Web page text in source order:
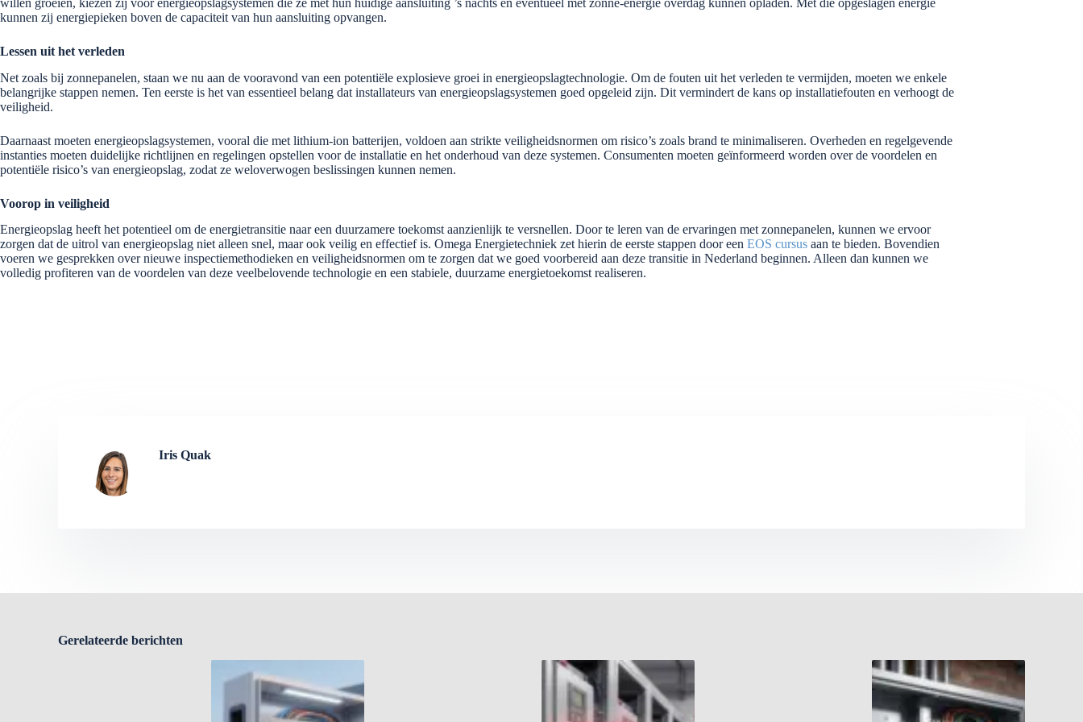
kunnen zij energiepieken boven de capaciteit van hun aansluiting opvangen.
Lessen uit het verleden
Net zoals bij zonnepanelen, staan we nu aan de vooravond van een potentiële explosieve groei in energieopslagtechnologie. Om de fouten uit het verleden te vermijden, moeten we enkele
belangrijke stappen nemen. Ten eerste is het van essentieel belang dat installateurs van energieopslagsystemen goed opgeleid zijn. Dit vermindert de kans op installatiefouten en verhoogt de
veiligheid.
Daarnaast moeten energieopslagsystemen, vooral die met lithium-ion batterijen, voldoen aan strikte veiligheidsnormen om risico’s zoals brand te minimaliseren. Overheden en regelgevende
instanties moeten duidelijke richtlijnen en regelingen opstellen voor de installatie en het onderhoud van deze systemen. Consumenten moeten geïnformeerd worden over de voordelen en
potentiële risico’s van energieopslag, zodat ze weloverwogen beslissingen kunnen nemen.
Voorop in veiligheid
Energieopslag heeft het potentieel om de energietransitie naar een duurzamere toekomst aanzienlijk te versnellen. Door te leren van de ervaringen met zonnepanelen, kunnen we ervoor
zorgen dat de uitrol van energieopslag niet alleen snel, maar ook veilig en effectief is. Omega Energietechniek zet hierin de eerste stappen door een EOS cursus aan te bieden. Bovendien
voeren we gesprekken over nieuwe inspectiemethodieken en veiligheidsnormen om te zorgen dat we goed voorbereid aan deze transitie in Nederland beginnen. Alleen dan kunnen we
volledig profiteren van de voordelen van deze veelbelovende technologie en een stabiele, duurzame energietoekomst realiseren.
Iris Quak
Gerelateerde berichten